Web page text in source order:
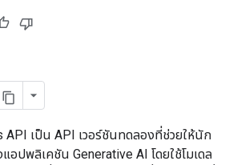
API เป็น API เวอร์ชันทดลองที่ช่วยให้นัก
อปพลิเคชัน Generative AI โดยใช้โมเดล